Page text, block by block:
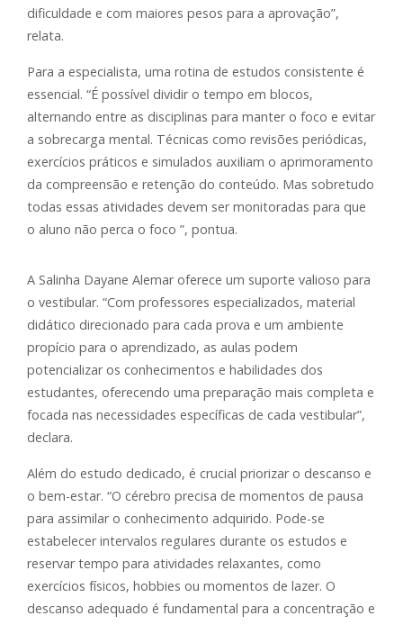
dificuldade e com maiores pesos para a aprovação”,
relata.
Para a especialista, uma rotina de estudos consistente é
essencial. “É possível dividir o tempo em blocos,
alternando entre as disciplinas para manter o foco e evitar
a sobrecarga mental. Técnicas como revisões periódicas,
exercícios práticos e simulados auxiliam o aprimoramento
da compreensão e retenção do conteúdo. Mas sobretudo
todas essas atividades devem ser monitoradas para que
o aluno não perca o foco ”, pontua.
A Salinha Dayane Alemar oferece um suporte valioso para
o vestibular. “Com professores especializados, material
didático direcionado para cada prova e um ambiente
propício para o aprendizado, as aulas podem
potencializar os conhecimentos e habilidades dos
estudantes, oferecendo uma preparação mais completa e
focada nas necessidades específicas de cada vestibular”,
declara.
Além do estudo dedicado, é crucial priorizar o descanso e
o bem-estar. “O cérebro precisa de momentos de pausa
para assimilar o conhecimento adquirido. Pode-se
estabelecer intervalos regulares durante os estudos e
reservar tempo para atividades relaxantes, como
exercícios físicos, hobbies ou momentos de lazer. O
descanso adequado é fundamental para a concentração e